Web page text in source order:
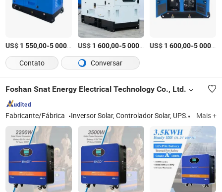
US$ 1 550,00-5 000,00 /Peça
US$ 1 600,00-5 000,00 /Peça
US$ 1 600,00-5 000,00
Contato
Conversar
Foshan Snat Energy Electrical Technology Co., Ltd.
Fabricante/Fábrica Inversor Solar, Controlador Solar, UPS Mais +